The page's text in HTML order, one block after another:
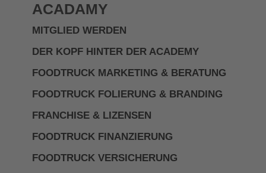
ACADAMY
MITGLIED WERDEN
DER KOPF HINTER DER ACADEMY
FOODTRUCK MARKETING & BERATUNG
FOODTRUCK FOLIERUNG & BRANDING
FRANCHISE & LIZENSEN
FOODTRUCK FINANZIERUNG
FOODTRUCK VERSICHERUNG